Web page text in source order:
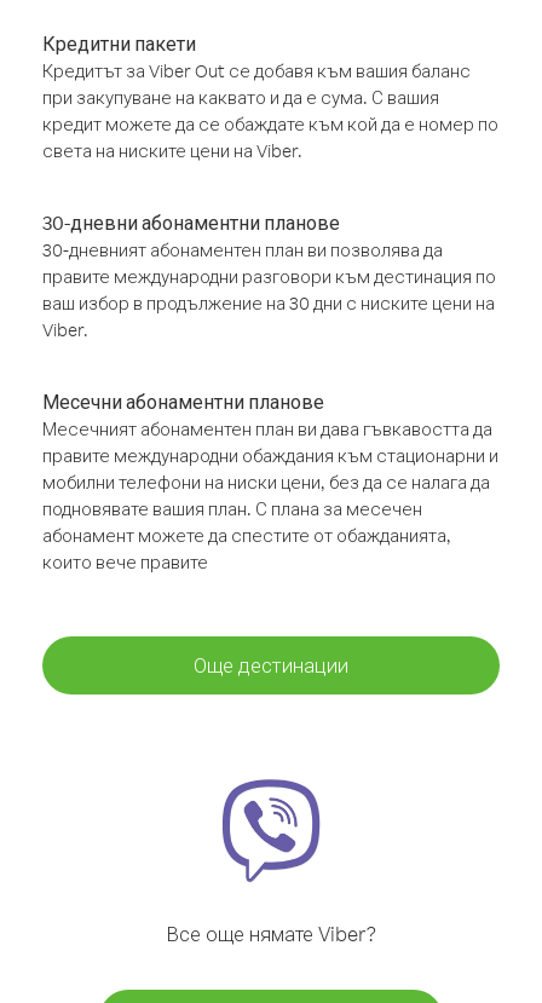
Кредитни пакети
Кредитът за Viber Out се добавя към вашия баланс
при закупуване на каквато и да е сума. С вашия
кредит можете да се обаждате към кой да е номер по
света на ниските цени на Viber.
30-дневни абонаментни планове
30-дневният абонаментен план ви позволява да
правите международни разговори към дестинация по
ваш избор в продължение на 30 дни с ниските цени на
Viber.
Месечни абонаментни планове
Месечният абонаментен план ви дава гъвкавостта да
правите международни обаждания към стационарни и
мобилни телефони на ниски цени, без да се налага да
подновявате вашия план. С плана за месечен
абонамент можете да спестите от обажданията,
които вече правите
Още дестинации
Все още нямате Viber?